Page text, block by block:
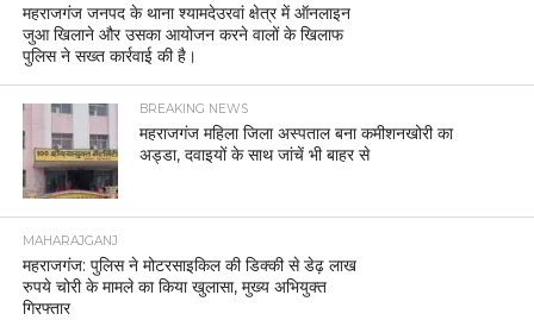
महराजगंज जनपद के थाना श्यामदेउरवां क्षेत्र में ऑनलाइन
जुआ खिलाने और उसका आयोजन करने वालों के खिलाफ
पुलिस ने सख्त कार्रवाई की है।
BREAKING NEWS
महराजगंज महिला जिला अस्पताल बना कमीशनखोरी का
अड्डा, दवाइयों के साथ जांचें भी बाहर से
MAHARAJGANJ
महराजगंज: पुलिस ने मोटरसाइकिल की डिक्की से डेढ़ लाख
रुपये चोरी के मामले का किया खुलासा, मुख्य अभियुक्त
गिरफ्तार